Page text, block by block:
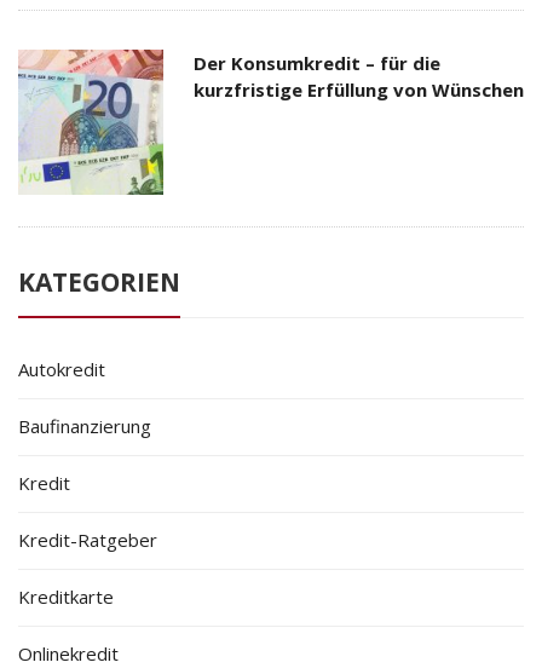
Der Konsumkredit – für die
kurzfristige Erfüllung von Wünschen
KATEGORIEN
Autokredit
Baufinanzierung
Kredit
Kredit-Ratgeber
Kreditkarte
Onlinekredit